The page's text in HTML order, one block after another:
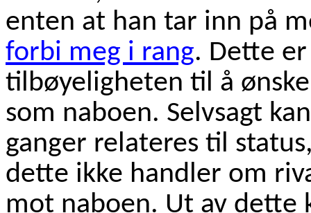
enten at han tar inn på
forbi meg i rang. Dette
tilbøyeligheten til å
som naboen. Selvsagt
ganger relateres til
dette ikke handler om
mot naboen. Ut av dette